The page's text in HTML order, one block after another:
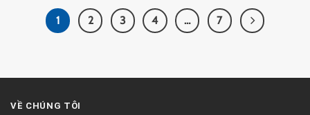
1 2 3 4 … 7
VỀ CHÚNG TÔI